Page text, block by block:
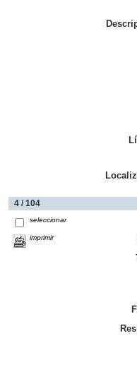
4 / 104
seleccionar
imprimir